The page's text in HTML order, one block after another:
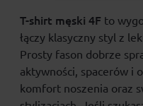
T-shirt męski 4F to
łączy klasyczny styl z
Prosty fason dobrze
aktywności, spacerów i
komfort noszenia oraz